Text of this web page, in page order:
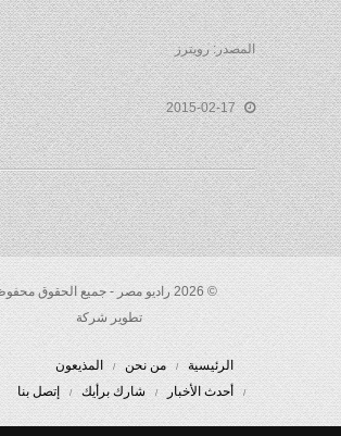
المصدر: رويترز
2015-02-17
© 2026 راديو مصر - جميع الحقوق محفوظة. |
تطوير شركة
الرئيسية من نحن
المذيعون
أحدث الأخبار
شارك برأيك إتصل بنا